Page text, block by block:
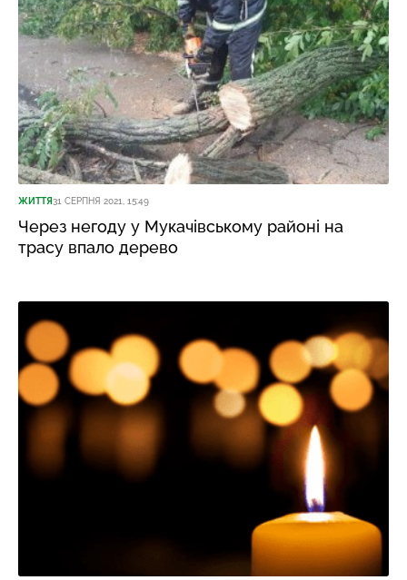
ЖИТТЯ31 СЕРПНЯ 2021, 15:49
Через негоду у Мукачівському районі на
трасу впало дерево